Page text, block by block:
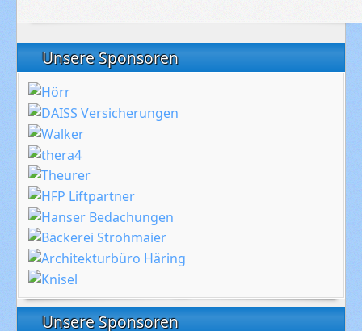
Unsere Sponsoren
Unsere Sponsoren